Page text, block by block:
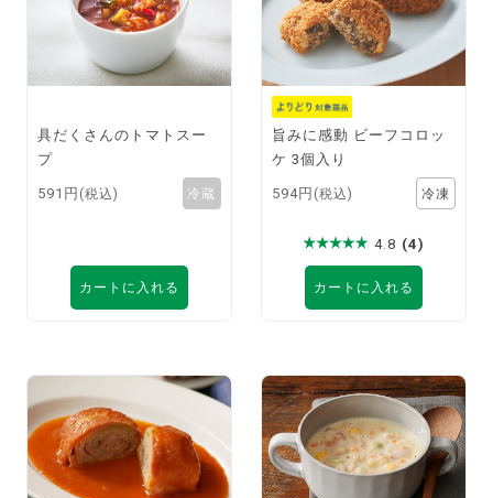
具だくさんのトマトスー
プ
591円 (税込)
カートに入れる
旨みに感動 ビーフコロッ
ケ 3個入り
594円 (税込)
4.8 (4)
カートに入れる